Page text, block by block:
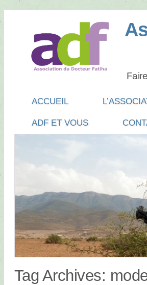
Main menu
SKIP
TO
ACCUEIL
ADF ET VOUS
Tag Archives: